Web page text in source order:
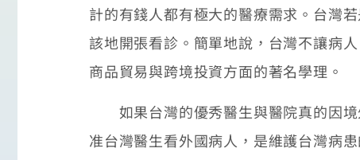
計的有錢人都有極大的醫療需求。台灣
該地開張看診。簡單地說，台灣不讓病
商品貿易與跨境投資方面的著名學理。
如果台灣的優秀醫生與醫院真的因境
准台灣醫生看外國病人，是維護台灣病